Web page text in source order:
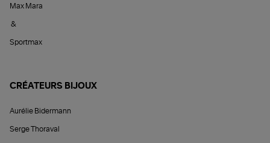
Max Mara
&
Sportmax
CRÉATEURS BIJOUX
Aurélie Bidermann
Serge Thoraval